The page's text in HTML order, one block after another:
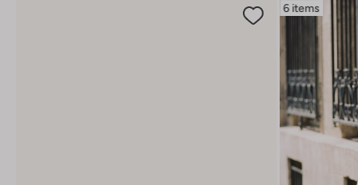
6 items